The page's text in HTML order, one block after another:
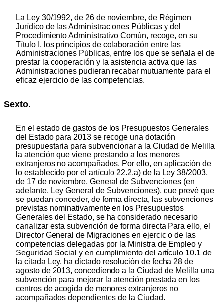
La Ley 30/1992, de 26 de noviembre, de Régimen
Jurídico de las Administraciones Públicas y del
Procedimiento Administrativo Común, recoge, en su
Título I, los principios de colaboración entre las
Administraciones Públicas, entre los que se señala el de
prestar la cooperación y la asistencia activa que las
Administraciones pudieran recabar mutuamente para el
eficaz ejercicio de las competencias.
Sexto.
En el estado de gastos de los Presupuestos Generales
del Estado para 2013 se recoge una dotación
presupuestaria para subvencionar a la Ciudad de Melilla
la atención que viene prestando a los menores
extranjeros no acompañados. Por ello, en aplicación de
lo establecido por el artículo 22.2.a) de la Ley 38/2003,
de 17 de noviembre, General de Subvenciones (en
adelante, Ley General de Subvenciones), que prevé que
se puedan conceder, de forma directa, las subvenciones
previstas nominativamente en los Presupuestos
Generales del Estado, se ha considerado necesario
canalizar esta subvención de forma directa Para ello, el
Director General de Migraciones en ejercicio de las
competencias delegadas por la Ministra de Empleo y
Seguridad Social y en cumplimiento del artículo 10.1 de
la citada Ley, ha dictado resolución de fecha 28 de
agosto de 2013, concediendo a la Ciudad de Melilla una
subvención para mejorar la atención prestada en los
centros de acogida de menores extranjeros no
acompañados dependientes de la Ciudad.